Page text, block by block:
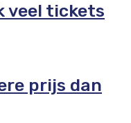
veel tickets
prijs dan